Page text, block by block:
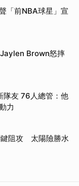
「前NBA球星」宣
Brown怒摔
隊友 76人總管：他
力
阻攻 太陽險勝水